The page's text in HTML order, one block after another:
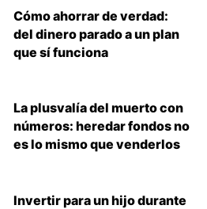
Cómo ahorrar de verdad:
del dinero parado a un plan
que sí funciona
La plusvalía del muerto con
números: heredar fondos no
es lo mismo que venderlos
Invertir para un hijo durante